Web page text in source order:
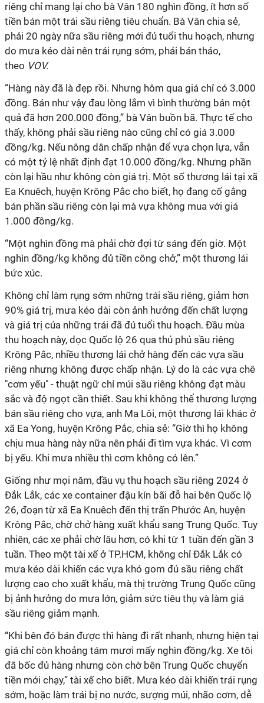
riêng chỉ mang lại cho bà Vân 180 nghìn đồng, ít hơn số
tiền bán một trái sầu riêng tiêu chuẩn. Bà Vân chia sẻ,
phải 20 ngày nữa sầu riêng mới đủ tuổi thu hoạch, nhưng
do mưa kéo dài nên trái rụng sớm, phải bán tháo,
theo VOV.
“Hàng này đã là đẹp rồi. Nhưng hôm qua giá chỉ có 3.000
đồng. Bán như vậy đau lòng lắm vì bình thường bán một
quả đã hơn 200.000 đồng,” bà Vân buồn bã. Thực tế cho
thấy, không phải sầu riêng nào cũng chỉ có giá 3.000
đồng/kg. Nếu nông dân chấp nhận để vựa chọn lựa, vẫn
có một tỷ lệ nhất định đạt 10.000 đồng/kg. Nhưng phần
còn lại hầu như không còn giá trị. Một số thương lái tại xã
Ea Knuêch, huyện Krông Pắc cho biết, họ đang cố gắng
bán phần sầu riêng còn lại mà vựa không mua với giá
1.000 đồng/kg.
“Một nghìn đồng mà phải chờ đợi từ sáng đến giờ. Một
nghìn đồng/kg không đủ tiền công chở,” một thương lái
bức xúc.
Không chỉ làm rụng sớm những trái sầu riêng, giảm hơn
90% giá trị, mưa kéo dài còn ảnh hưởng đến chất lượng
và giá trị của những trái đã đủ tuổi thu hoạch. Đầu mùa
thu hoạch này, dọc Quốc lộ 26 qua thủ phủ sầu riêng
Krông Pắc, nhiều thương lái chở hàng đến các vựa sầu
riêng nhưng không được chấp nhận. Lý do là các vựa chê
"cơm yếu" - thuật ngữ chỉ múi sầu riêng không đạt màu
sắc và độ ngọt cần thiết. Sau khi không thể thương lượng
bán sầu riêng cho vựa, anh Ma Lôi, một thương lái khác ở
xã Ea Yong, huyện Krông Pắc, chia sẻ: “Giờ thì họ không
chịu mua hàng này nữa nên phải đi tìm vựa khác. Vì cơm
bị yếu. Khi mưa nhiều thì cơm không có lên.”
Giống như mọi năm, đầu vụ thu hoạch sầu riêng 2024 ở
Đắk Lắk, các xe container đậu kín bãi đỗ hai bên Quốc lộ
26, đoạn từ xã Ea Knuêch đến thị trấn Phước An, huyện
Krông Pắc, chờ chở hàng xuất khẩu sang Trung Quốc. Tuy
nhiên, các xe phải chờ lâu hơn, có khi từ 1 tuần đến gần 3
tuần. Theo một tài xế ở TP.HCM, không chỉ Đắk Lắk có
mưa kéo dài khiến các vựa khó gom đủ sầu riêng chất
lượng cao cho xuất khẩu, mà thị trường Trung Quốc cũng
bị ảnh hưởng do mưa lớn, giảm sức tiêu thụ và làm giá
sầu riêng giảm mạnh.
“Khi bên đó bán được thì hàng đi rất nhanh, nhưng hiện tại
giá chỉ còn khoảng tám mươi mấy nghìn đồng/kg. Xe tôi
đã bốc đủ hàng nhưng còn chờ bên Trung Quốc chuyển
tiền mới chạy,” tài xế cho biết. Mưa kéo dài khiến trái rụng
sớm, hoặc làm trái bị no nước, sượng múi, nhão cơm, dễ